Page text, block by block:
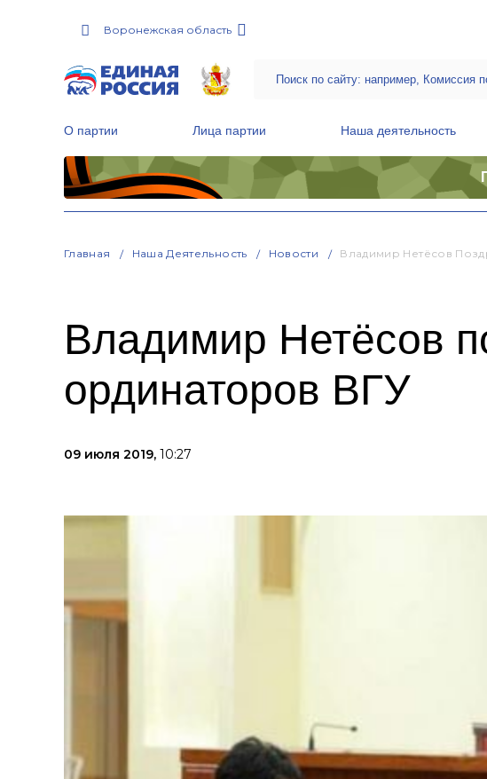
Воронежская область
О партии Лица партии Наша деятельность
Главная Наша Деятельность Новости Владимир Нетёсов
Владимир Нетёсов
ординаторов ВГУ
09 июля 2019, 10:27